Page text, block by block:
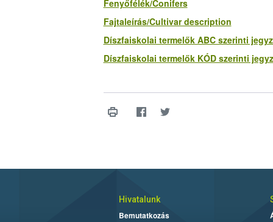
Fenyőfélék/Conifers
Fajtaleírás/Cultivar description
Díszfaiskolai termelők ABC szerinti
Díszfaiskolai termelők KÓD szerinti
Hivatalunk
Bemutatkozás